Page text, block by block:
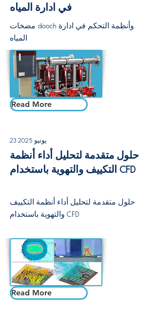
في ادارة المياه
مضخات dooch وأنظمة التحكم في ادارة
المياه
Read More
23 يونيو 2025
حلول متقدمة لتحليل أداء أنظمة
التكييف والتهوية باستخدام CFD
حلول متقدمة لتحليل أداء أنظمة التكييف
والتهوية باستخدام CFD
Read More